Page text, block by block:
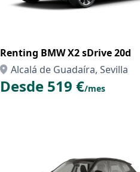
Renting BMW X2 sDrive 20d
Alcalá de Guadaíra, Sevilla
Desde 519 €/mes